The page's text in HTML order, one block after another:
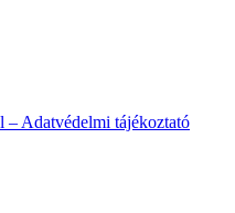
– Adatvédelmi tájékoztató